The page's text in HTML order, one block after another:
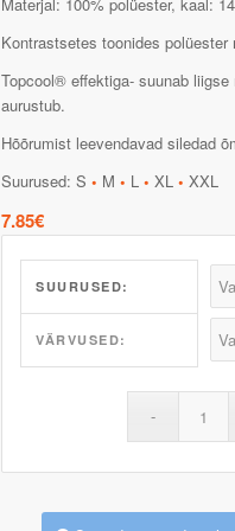
Kontrastsetes toonides
Topcool® effektiga- suunab
aurustub.
Hõõrumist leevendavad siledad
Suurused: S• M• L• XL• XXL
7.85€
SUURUSED:
VÄRVUSED: